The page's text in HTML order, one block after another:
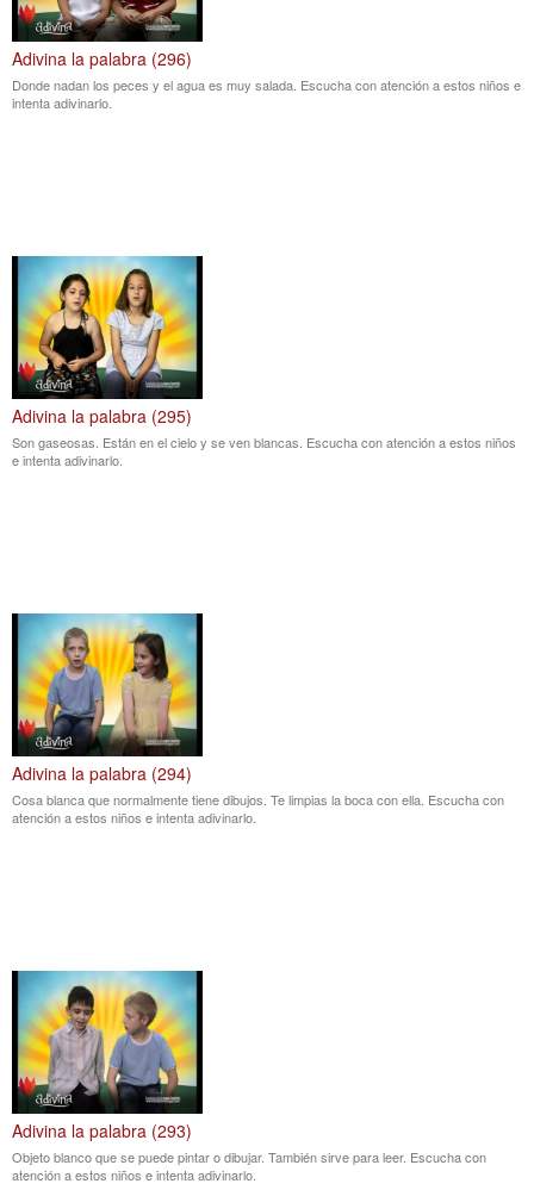
Adivina la palabra (296)
Donde nadan los peces y el agua es muy salada. Escucha con atención a estos niños e
intenta adivinarlo.
Adivina la palabra (295)
Son gaseosas. Están en el cielo y se ven blancas. Escucha con atención a estos niños
e intenta adivinarlo.
Adivina la palabra (294)
Cosa blanca que normalmente tiene dibujos. Te limpias la boca con ella. Escucha con
atención a estos niños e intenta adivinarlo.
Adivina la palabra (293)
Objeto blanco que se puede pintar o dibujar. También sirve para leer. Escucha con
atención a estos niños e intenta adivinarlo.